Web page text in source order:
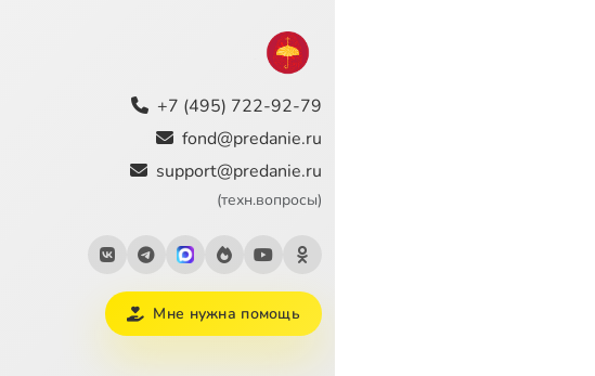
+7 (495) 722-92-79
fond@predanie.ru
support@predanie.ru
(техн.вопросы)
Мне нужна помощь